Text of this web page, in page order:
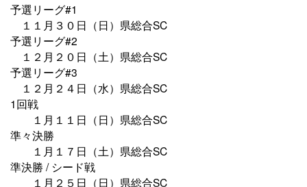
予選リーグ#1
１１月３０日（日）県総合SC
予選リーグ#2
１２月２０日（土）県総合SC
予選リーグ#3
１２月２４日（水）県総合SC
1回戦
１月１１日（日）県総合SC
準々決勝
１月１７日（土）県総合SC
準決勝 / シード戦
１月２５日（日）県総合SC